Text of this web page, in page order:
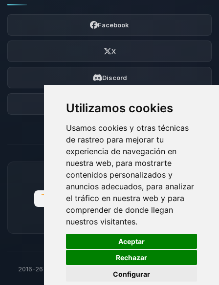
Utilizamos cookies
Usamos cookies y otras técnicas
de rastreo para mejorar tu
experiencia de navegación en
nuestra web, para mostrarte
contenidos personalizados y
anuncios adecuados, para analizar
el tráfico en nuestra web y para
comprender de donde llegan
nuestros visitantes.
Aceptar
Rechazar
Configurar
Facebook
X
Discord
Foro
MÉTODOS DE PAGO ACEPTADOS
2016-26
ByteLogic
🍪